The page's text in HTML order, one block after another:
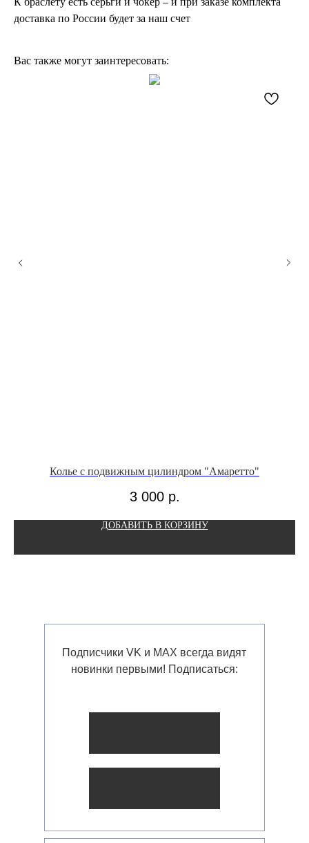
доставка по России будет за наш счет
Вас также могут заинтересовать:
Колье с подвижным цилиндром "Амаретто"
3 000 р.
ДОБАВИТЬ В КОРЗИНУ
Подписчики VK и MAX всегда видят
новинки первыми! Подписаться: